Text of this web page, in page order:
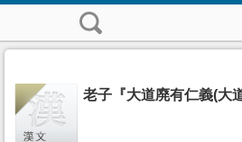
老子『大道廃有仁義(大